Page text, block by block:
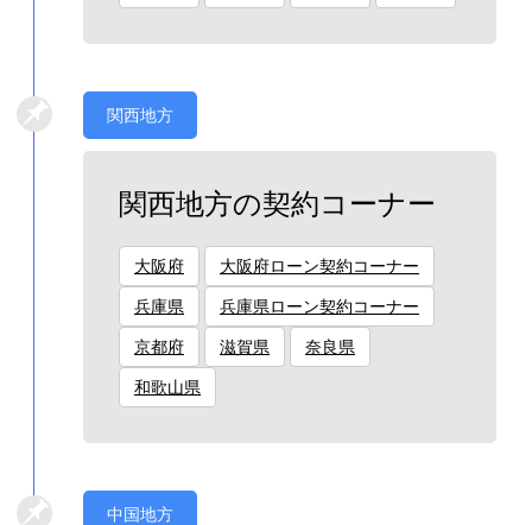
関西地方
関西地方の契約コーナー
大阪府 大阪府ローン契約コーナー
兵庫県 兵庫県ローン契約コーナー
京都府 滋賀県 奈良県
和歌山県
中国地方